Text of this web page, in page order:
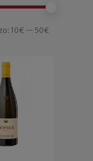
10€ — 50€